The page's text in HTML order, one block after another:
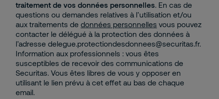
traitement de vos données personnelles. En cas de
questions ou demandes relatives à l’utilisation et/ou
aux traitements de données personnelles vous pouvez
contacter le délégué à la protection des données à
l’adresse delegue.protectiondesdonnees@securitas.fr.
Information aux professionnels : vous êtes
susceptibles de recevoir des communications de
Securitas. Vous êtes libres de vous y opposer en
utilisant le lien prévu à cet effet au bas de chaque
email.